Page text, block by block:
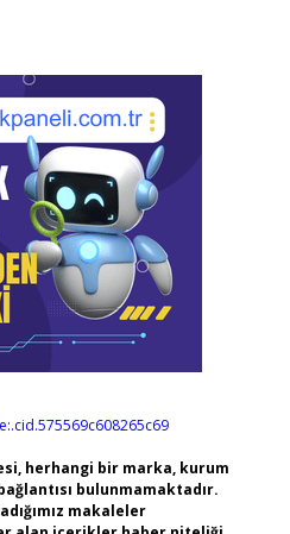
herhangi bir marka, kurum
bulunmamaktadır.
makaleler